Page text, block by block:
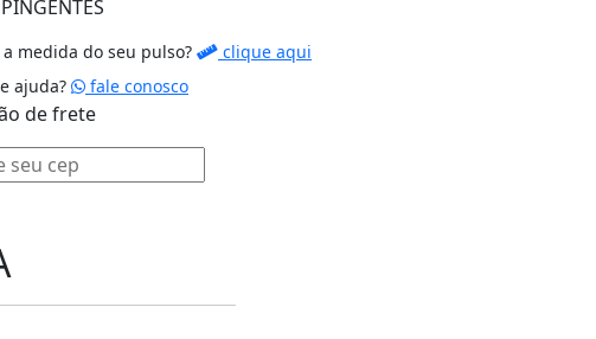
PINGENTES
medida do seu pulso?
clique aqui
ajuda?
fale conosco
de frete